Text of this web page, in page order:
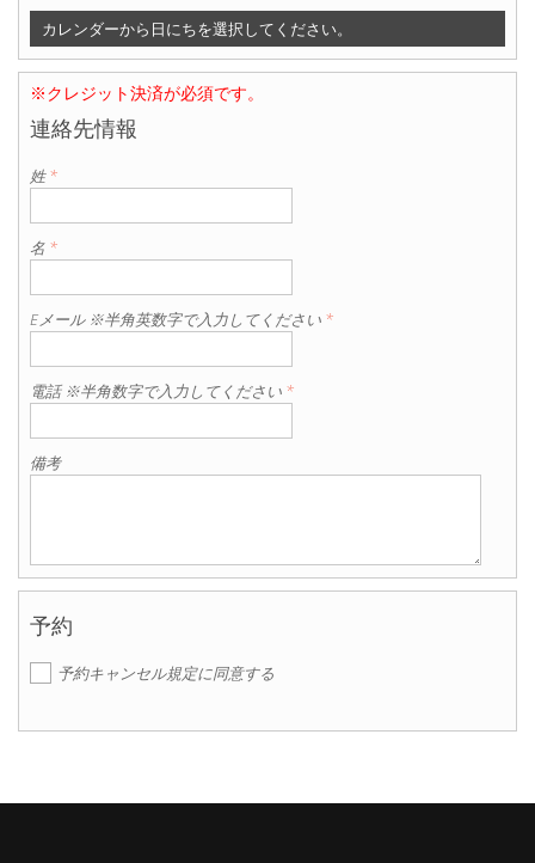
カレンダーから日にちを選択してください。
※クレジット決済が必須です。
連絡先情報
姓*
名 *
Eメール ※半角英数字で入力してください *
電話 ※半角数字で入力してください *
備考
予約
予約キャンセル規定に同意する